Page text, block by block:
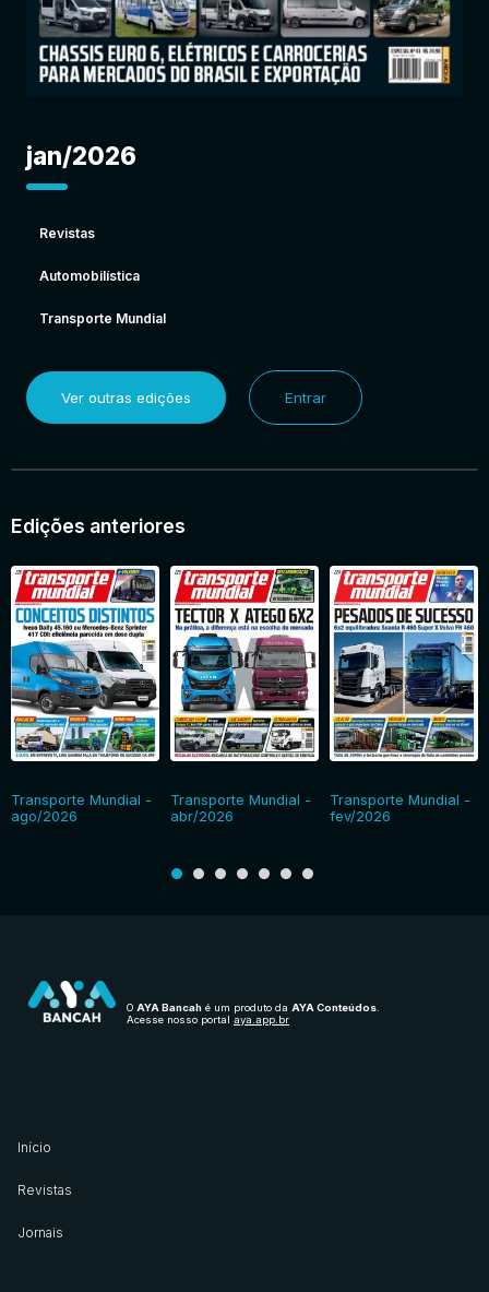
jan/2026
Revistas
Automobilística
Transporte Mundial
Ver outras edições Entrar
Edições anteriores
Transporte Mundial -
ago/2026
Transporte Mundial -
abr/2026
Transporte Mundial -
fev/2026
O AYA Bancah é um produto da AYA Conteúdos
Acesse nosso portal aya.app.br
Início
Revistas
Jornais